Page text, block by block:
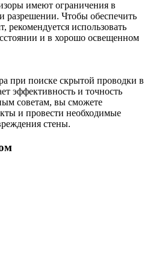
имеют ограничения в
разрешении. Чтобы обеспечить
рекомендуется использовать
и в хорошо освещенном
при поиске скрытой проводки в
эффективность и точность
советам, вы сможете
и провести необходимые
стены.